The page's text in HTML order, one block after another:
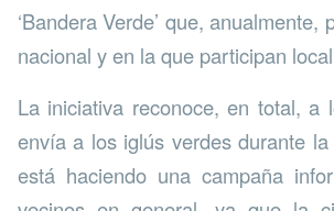
‘Bandera Verde’ que,
nacional y en la que participan
La iniciativa reconoce, en total, a
envía a los iglús verdes durante
está haciendo una campaña